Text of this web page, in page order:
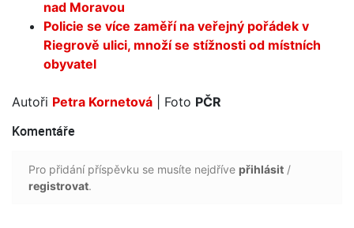
nad Moravou
Policie se více zaměří na veřejný pořádek v
Riegrově ulici, množí se stížnosti od místních
obyvatel
Autoři Petra Kornetová | Foto PČR
Komentáře
Pro přidání příspěvku se musíte nejdříve přihlásit /
registrovat.